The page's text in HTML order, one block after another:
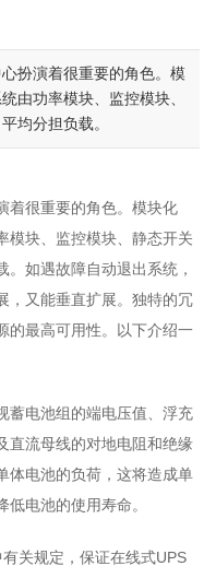
扮演着很重要的角色。模
由功率模块、监控模块、
均分担负载。
着很重要的角色。模块化
模块、监控模块、静态开关
如遇故障自动退出系统，
，又能垂直扩展。独特的冗
的最高可用性。以下介绍一
蓄电池组的端电压值、浮充
直流母线的对地电阻和绝缘
体电池的负荷，这将造成单
电池的使用寿命。
关规定，保证在线式UPS